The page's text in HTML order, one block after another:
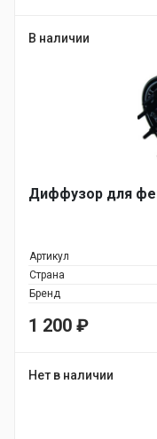
В наличии
Диффузор для
Артикул
Страна
Бренд
1 200 ₽
Нет в наличии